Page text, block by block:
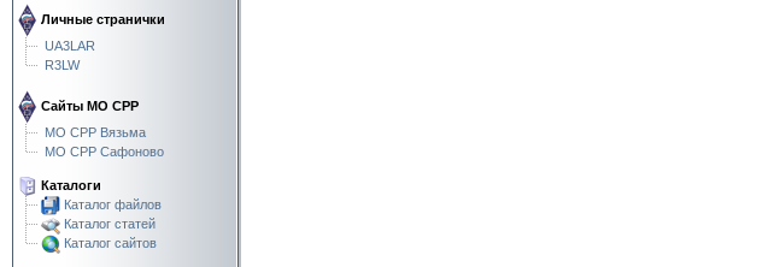
Личные странички
UA3LAR
R3LW
Сайты МО СРР
МО СРР Вязьма
МО СРР Сафоново
Каталоги
Каталог файлов
Каталог статей
Каталог сайтов